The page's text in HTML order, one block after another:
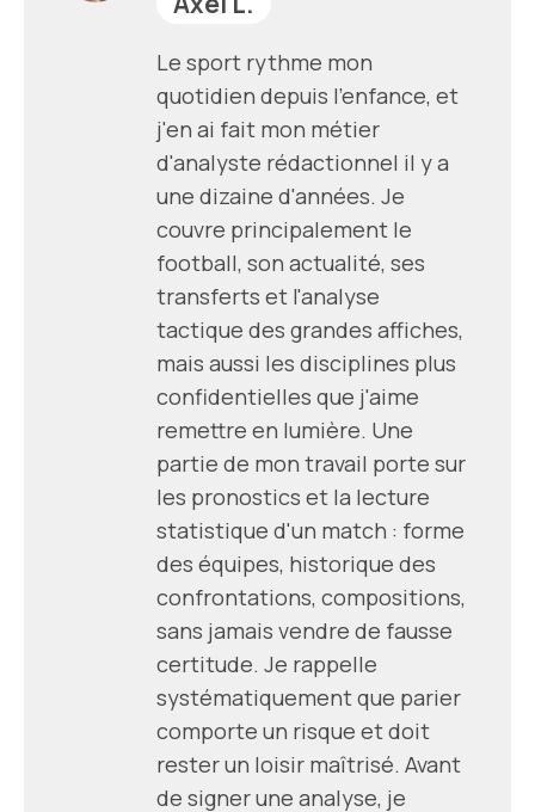
Le sport rythme mon
quotidien depuis l'enfance, et
j'en ai fait mon métier
d'analyste rédactionnel il y a
une dizaine d'années. Je
couvre principalement le
football, son actualité, ses
transferts et l'analyse
tactique des grandes affiches,
mais aussi les disciplines plus
confidentielles que j'aime
remettre en lumière. Une
partie de mon travail porte sur
les pronostics et la lecture
statistique d'un match : forme
des équipes, historique des
confrontations, compositions,
sans jamais vendre de fausse
certitude. Je rappelle
systématiquement que parier
comporte un risque et doit
rester un loisir maîtrisé. Avant
de signer une analyse, je